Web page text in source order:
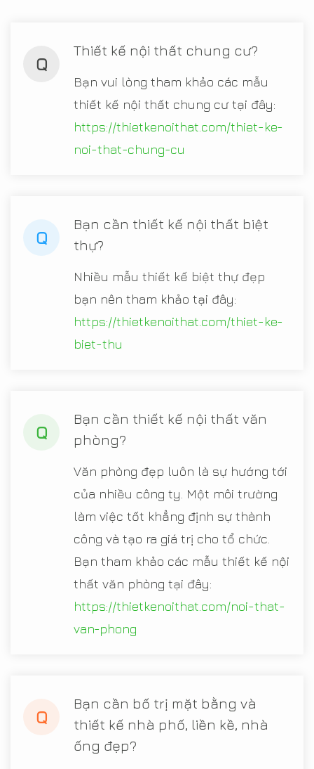
Q
Thiết kế nội thất chung cư?
Bạn vui lòng tham khảo các mẫu
thiết kế nội thất chung cư tại đây:
https://thietkenoithat.com/thiet-ke-
noi-that-chung-cu
Q
Bạn cần thiết kế nội thất biệt
thự?
Nhiều mẫu thiết kế biệt thự đẹp
bạn nên tham khảo tại đây:
https://thietkenoithat.com/thiet-ke-
biet-thu
Q
Bạn cần thiết kế nội thất văn
phòng?
Văn phòng đẹp luôn là sự hướng tới
của nhiều công ty. Một môi trường
làm việc tốt khẳng định sự thành
công và tạo ra giá trị cho tổ chức.
Bạn tham khảo các mẫu thiết kế nội
thất văn phòng tại đây:
https://thietkenoithat.com/noi-that-
van-phong
Q
Bạn cần bố trị mặt bằng và
thiết kế nhà phố, liền kề, nhà
ống đẹp?